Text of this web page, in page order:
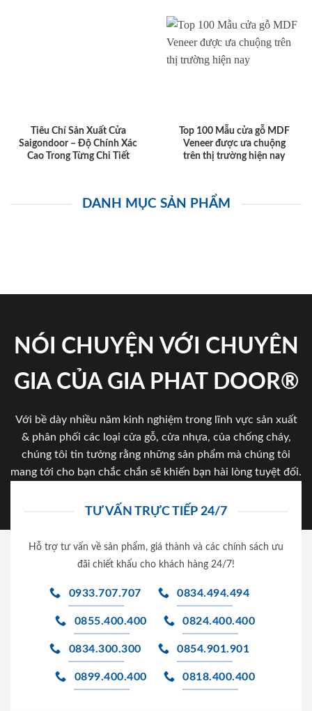
Tiêu Chí Sản Xuất Cửa
Saigondoor – Độ Chính Xác
Cao Trong Từng Chi Tiết
Top 100 Mẫu cửa gỗ MDF
Veneer được ưa chuộng
trên thị trường hiện nay
DANH MỤC SẢN PHẨM
NÓI CHUYỆN VỚI CHUYÊN
GIA CỦA GIA PHAT DOOR®
Với bề dày nhiều năm kinh nghiệm trong lĩnh vực sản xuất
& phân phối các loại cửa gỗ, cửa nhựa, của chống cháy,
chúng tôi tin tưởng rằng những sản phẩm mà chúng tôi
mang tới cho bạn chắc chắn sẽ khiến bạn hài lòng tuyệt đối.
TƯ VẤN TRỰC TIẾP 24/7
Hỗ trợ tư vấn về sản phẩm, giá thành và các chính sách ưu
đãi chiết khấu cho khách hàng 24/7!
0933.707.707 0834.494.494
0855.400.400 0824.400.400
0834.300.300 0854.901.901
0899.400.400 0818.400.400